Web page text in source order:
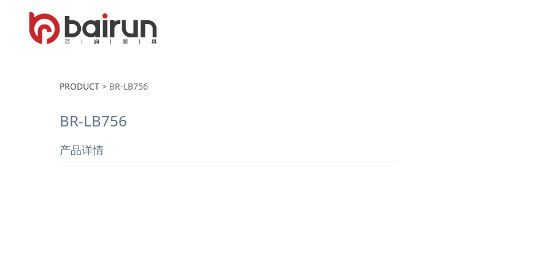
PRODUCT > BR-LB756
BR-LB756
产品详情